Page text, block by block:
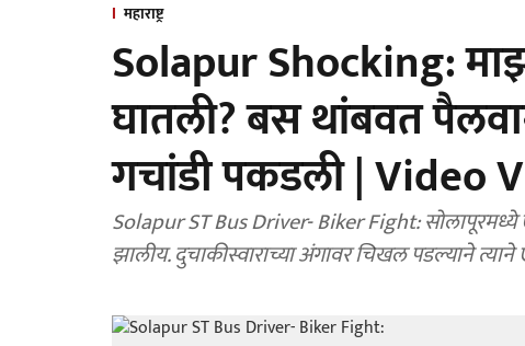
महाराष्ट्र
Solapur Shocking:
घातली? बस थांबवत
गचांडी पकडली | Video
Solapur ST Bus Driver- Biker Fight: